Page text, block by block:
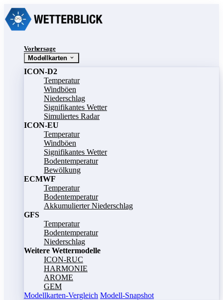
Vorhersage
Modellkarten
ICON-D2
Temperatur
Windböen
Niederschlag
Signifikantes Wetter
Simuliertes Radar
ICON-EU
Temperatur
Windböen
Signifikantes Wetter
Bodentemperatur
Bewölkung
ECMWF
Temperatur
Bodentemperatur
Akkumulierter Niederschlag
GFS
Temperatur
Bodentemperatur
Niederschlag
Weitere Wettermodelle
ICON-RUC
HARMONIE
AROME
GEM
Modellkarten-Vergleich Modell-Snapshot